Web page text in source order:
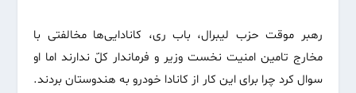
رهبر موقت حزب لیبرال، باب ری، کانادایی‌ها مخالفتی با
مخارج تامین امنیت نخست وزیر و فرماندار کلّ ندارند اما او
سوال کرد چرا برای این کار از کانادا خودرو به هندوستان بردند.